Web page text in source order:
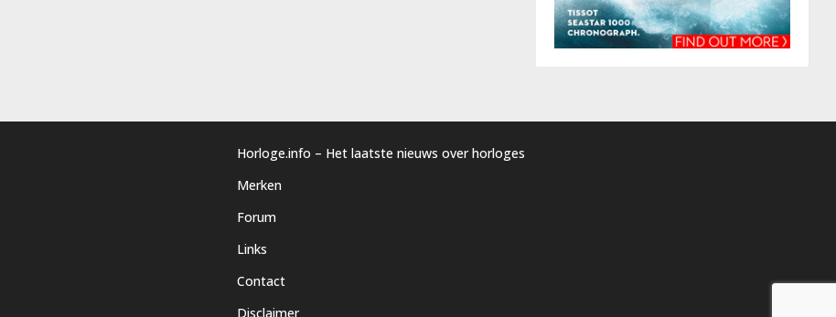
Horloge.info – Het laatste nieuws over horloges
Merken
Forum
Links
Contact
Disclaimer